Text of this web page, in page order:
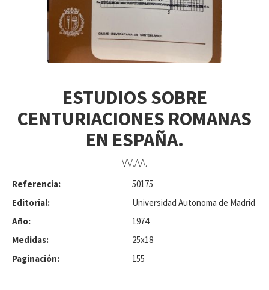
ESTUDIOS SOBRE
CENTURIACIONES ROMANAS
EN ESPAÑA.
VV.AA.
Referencia:
50175
Editorial:
Universidad Autonoma de Madrid
Año:
1974
Medidas:
25x18
Paginación:
155